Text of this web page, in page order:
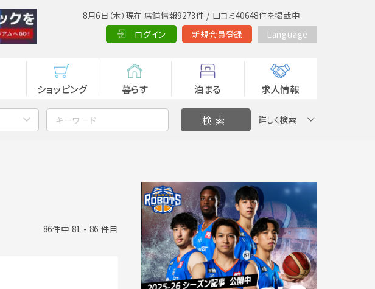
8月6日（木）現在 店舗情報9273件 / 口コミ40648件を掲載中
ログイン
新規会員登録 Language
ショッピング 暮らす 泊まる 求人情報
詳しく検索
86件中 81 - 86 件目